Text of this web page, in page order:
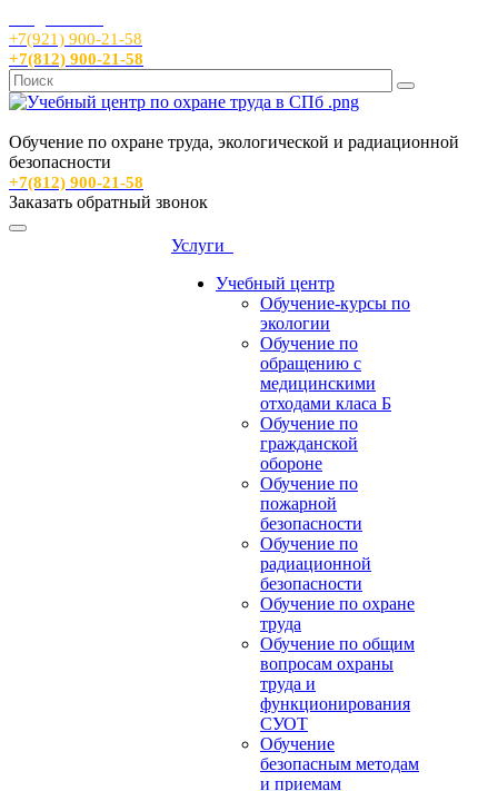
+7(921) 900-21-58
+7(812) 900-21-58
Обучение по охране труда, экологической и радиационной
безопасности
+7(812) 900-21-58
Заказать обратный звонок
Услуги
Учебный центр
Обучение-курсы по
экологии
Обучение по
обращению с
медицинскими
отходами класа Б
Обучение по
гражданской
обороне
Обучение по
пожарной
безопасности
Обучение по
радиационной
безопасности
Обучение по охране
труда
Обучение по общим
вопросам охраны
труда и
функционирования
СУОТ
Обучение
безопасным методам
и приемам